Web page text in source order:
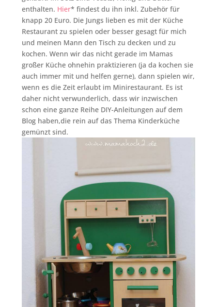
enthalten. Hier* findest du ihn inkl. Zubehör für
knapp 20 Euro. Die Jungs lieben es mit der Küche
Restaurant zu spielen oder besser gesagt für mich
und meinen Mann den Tisch zu decken und zu
kochen. Wenn wir das nicht gerade im Mamas
großer Küche ohnehin praktizieren (ja da kochen sie
auch immer mit und helfen gerne), dann spielen wir,
wenn es die Zeit erlaubt im Minirestaurant. Es ist
daher nicht verwunderlich, dass wir inzwischen
schon eine ganze Reihe DIY-Anleitungen auf dem
Blog haben,die rein auf das Thema Kinderküche
gemünzt sind.